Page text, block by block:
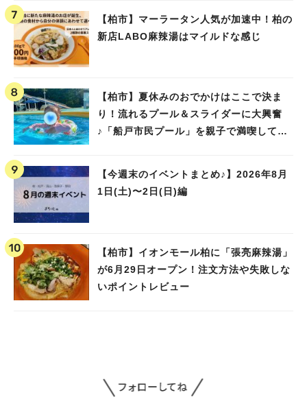
【柏市】マーラータン人気が加速中！柏の
新店LABO麻辣湯はマイルドな感じ
【柏市】夏休みのおでかけはここで決ま
り！流れるプール＆スライダーに大興奮
♪「船戸市民プール」を親子で満喫してき
【今週末のイベントまとめ♪】2026年8月
1日(土)〜2日(日)編
【柏市】イオンモール柏に「張亮麻辣湯」
が6月29日オープン！注文方法や失敗しな
いポイントレビュー